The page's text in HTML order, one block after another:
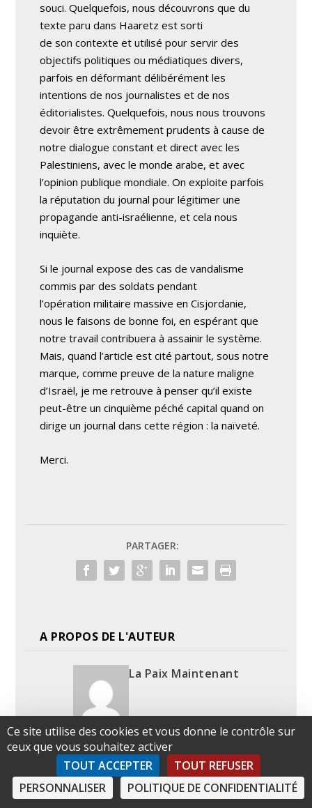
souci. Quelquefois, nous découvrons que du
texte paru dans Haaretz est sorti
de son contexte et utilisé pour servir des
objectifs politiques ou médiatiques divers,
parfois en déformant délibérément les
intentions de nos journalistes et de nos
éditorialistes. Quelquefois, nous nous trouvons
devoir être extrêmement prudents à cause de
notre dialogue constant et direct avec les
Palestiniens, avec le monde arabe, et avec
l’opinion publique mondiale. On exploite parfois
la réputation du journal pour légitimer une
propagande anti-israélienne, et cela nous
inquiète.
Si le journal expose des cas de vandalisme
commis par des soldats pendant
l’opération militaire massive en Cisjordanie,
nous le faisons de bonne foi, en espérant que
notre travail contribuera à assainir le système.
Mais, quand l’article est cité partout, sous notre
marque, comme preuve de la nature maligne
d’Israël, je me retrouve à penser qu’il existe
peut-être un cinquième péché capital quand on
dirige un journal dans cette région : la naïveté.
Merci.
PARTAGER:
A PROPOS DE L'AUTEUR
La Paix Maintenant
ARTICLES SIMILAIRES
Ce site utilise des cookies et vous donne le contrôle sur
ceux que vous souhaitez activer
TOUT ACCEPTER
TOUT REFUSER
PERSONNALISER
POLITIQUE DE CONFIDENTIALITÉ